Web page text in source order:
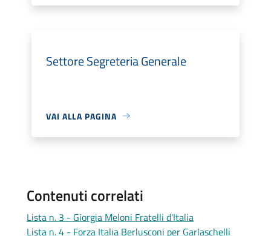
Settore Segreteria Generale
VAI ALLA PAGINA
Contenuti correlati
Lista n. 3 - Giorgia Meloni Fratelli d'Italia
Lista n. 4 - Forza Italia Berlusconi per Garlaschelli